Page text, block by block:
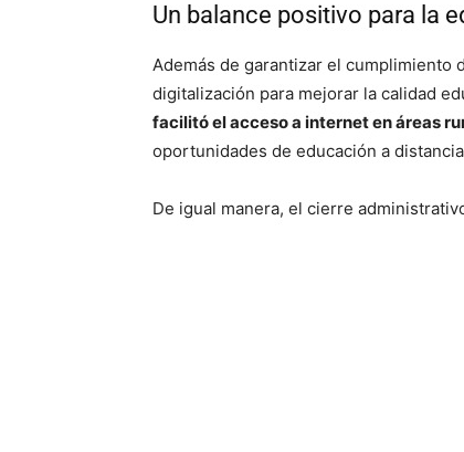
Un balance positivo para la
Además de garantizar el cumplimiento
digitalización para mejorar la calidad
facilitó el acceso a internet en áreas
oportunidades de educación a
De igual manera, el cierre